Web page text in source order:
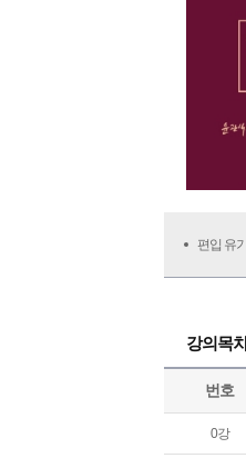
편입 유
강의목
번호
0강